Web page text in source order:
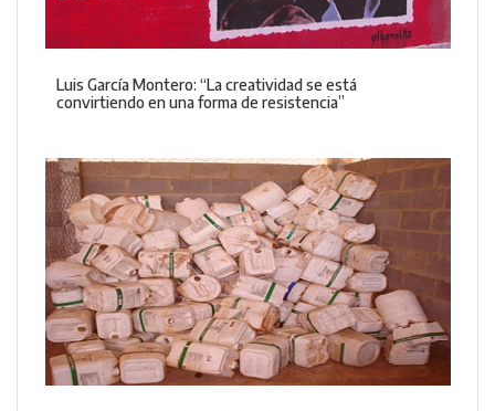
Luis García Montero: “La creatividad se está
convirtiendo en una forma de resistencia”